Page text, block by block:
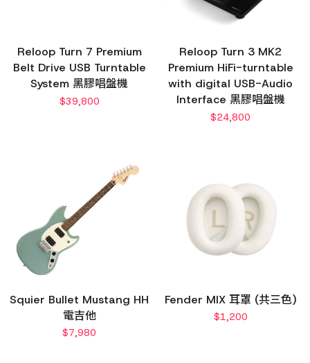
Reloop Turn 7 Premium
Belt Drive USB Turntable
System 黑膠唱盤機
$39,800
Reloop Turn 3 MK2
Premium HiFi-turntable
with digital USB-Audio
Interface 黑膠唱盤機
$24,800
Squier Bullet Mustang HH
電吉他
$7,980
Fender MIX 耳罩 (共三色)
$1,200